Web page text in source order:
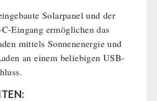
Solarpanel und der
Eingang ermöglichen das
mittels Sonnenenergie und
an einem beliebigen USB-